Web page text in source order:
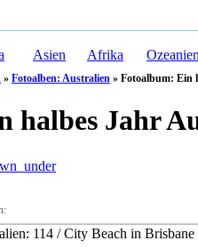
Asien Afrika
» Fotoalben: Australien » Fotoalbum: Ein
halbes Jahr